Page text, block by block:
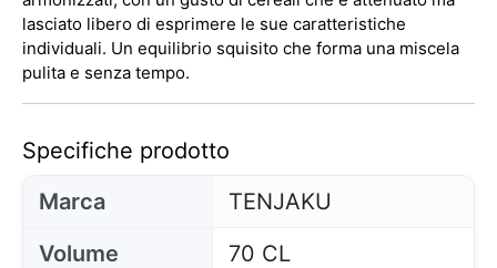
lasciato libero di esprimere le sue caratteristiche
individuali. Un equilibrio squisito che forma una miscela
pulita e senza tempo.
Specifiche prodotto
Marca
TENJAKU
Volume
70 CL